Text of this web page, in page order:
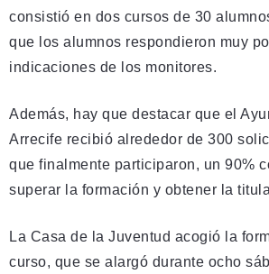
consistió en dos cursos de 30
que los alumnos respondieron muy
indicaciones de los monitores.
Además, hay que destacar que el
Arrecife recibió alrededor de 300
que finalmente participaron, un 90%
superar la formación y obtener la
La Casa de la Juventud acogió la
curso, que se alargó durante ocho